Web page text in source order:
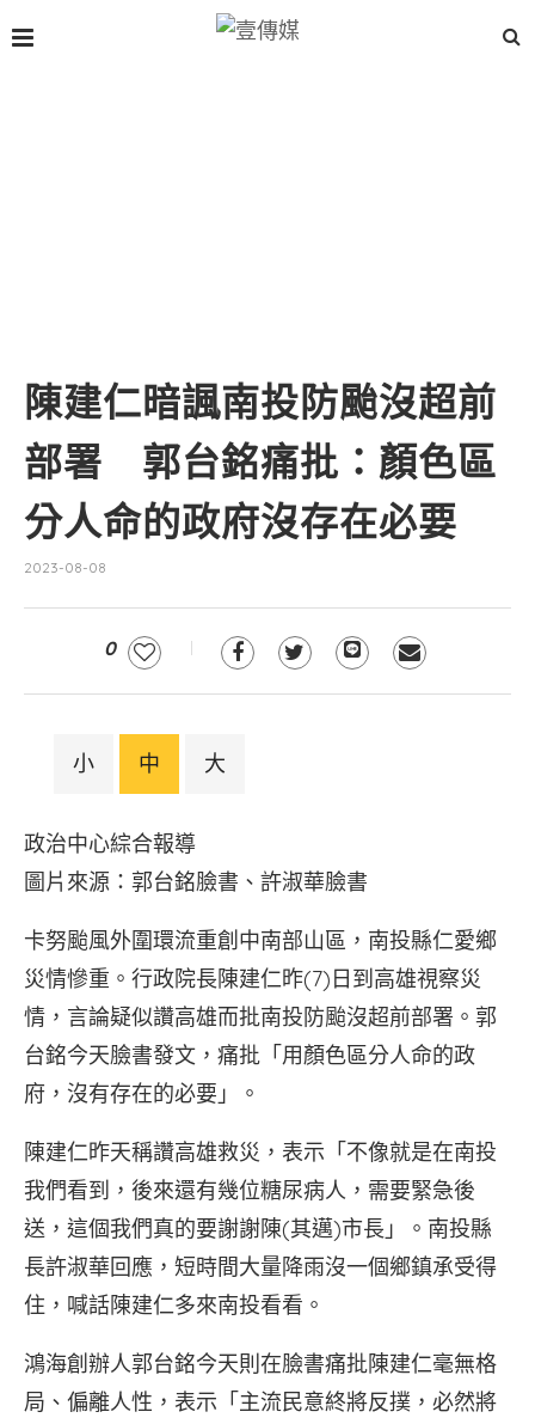
陳建仁暗諷南投防颱沒超前
部署 郭台銘痛批：顏色區
分人命的政府沒存在必要
2023-08-08
0
小 中 大
政治中心綜合報導
圖片來源：郭台銘臉書、許淑華臉書
卡努颱風外圍環流重創中南部山區，南投縣仁愛鄉
災情慘重。行政院長陳建仁昨(7)日到高雄視察災
情，言論疑似讚高雄而批南投防颱沒超前部署。郭
台銘今天臉書發文，痛批「用顏色區分人命的政
府，沒有存在的必要」。
陳建仁昨天稱讚高雄救災，表示「不像就是在南投
我們看到，後來還有幾位糖尿病人，需要緊急後
送，這個我們真的要謝謝陳(其邁)市長」。南投縣
長許淑華回應，短時間大量降雨沒一個鄉鎮承受得
住，喊話陳建仁多來南投看看。
鴻海創辦人郭台銘今天則在臉書痛批陳建仁毫無格
局、偏離人性，表示「主流民意終將反撲，必然將